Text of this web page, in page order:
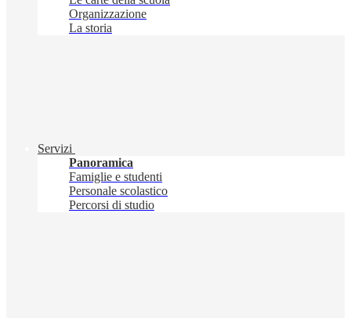
Organizzazione
La storia
Servizi
Panoramica
Famiglie e studenti
Personale scolastico
Percorsi di studio